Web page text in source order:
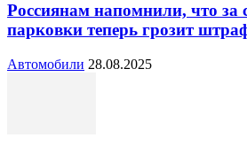
Россиянам напомнили, что за
парковки теперь грозит
Автомобили 28.08.2025